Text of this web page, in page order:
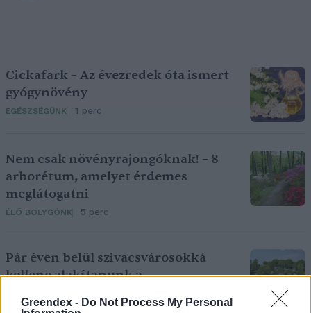
Greendex - Do Not Process My Personal
Cickafark – Az évezredek óta ismert
gyógynövény
EGÉSZSÉGÜNK 1 perc
Nem csak növényrajongóknak! – 8
arborétum, amelyet érdemes
meglátogatni
ÉLŐ BOLYGÓNK 5 perc
Pár éven belül szivacsvárosokká
kellene alakítanunk a